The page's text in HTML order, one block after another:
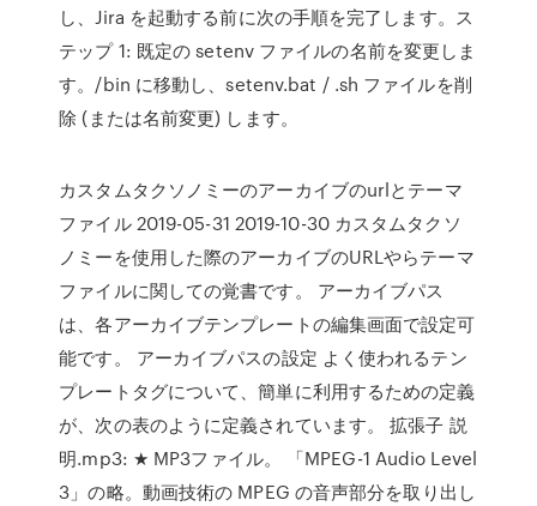
し、Jira を起動する前に次の手順を完了します。ス
テップ 1: 既定の setenv ファイルの名前を変更しま
す。 /bin に移動し、setenv.bat / .sh ファイルを削
除 (または名前変更) します。
カスタムタクソノミーのアーカイブのurlとテーマ
ファイル 2019-05-31 2019-10-30 カスタムタクソ
ノミーを使用した際のアーカイブのURLやらテーマ
ファイルに関しての覚書です。 アーカイブパス
は、各アーカイブテンプレートの編集画面で設定可
能です。 アーカイブパスの設定 よく使われるテン
プレートタグについて、簡単に利用するための定義
が、次の表のように定義されています。 拡張子 説
明.mp3: ★ MP3ファイル。 「MPEG-1 Audio Level
3」の略。動画技術の MPEG の音声部分を取り出し